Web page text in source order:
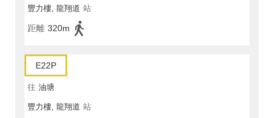
豐力樓, 龍翔道 站
距離 320m
E22P
往 油塘
豐力樓, 龍翔道 站